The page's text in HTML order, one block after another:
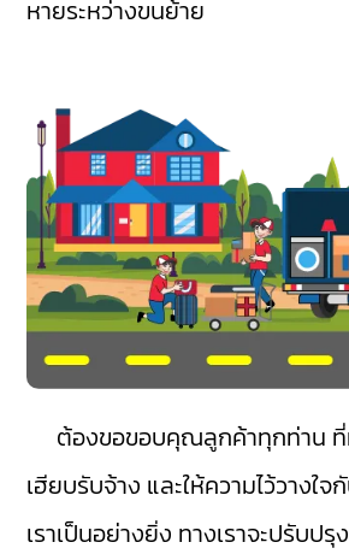
หายระหว่างขนย้าย
ต้องขอขอบคุณลูกค้าทุกท่าน ที่
เฮียบรับจ้าง และให้ความไว้วางใ
เราเป็นอย่างยิ่ง ทางเราจะปรับป